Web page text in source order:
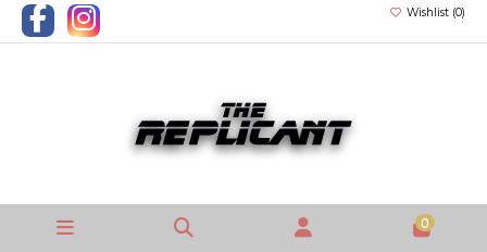
Wishlist (0)
0